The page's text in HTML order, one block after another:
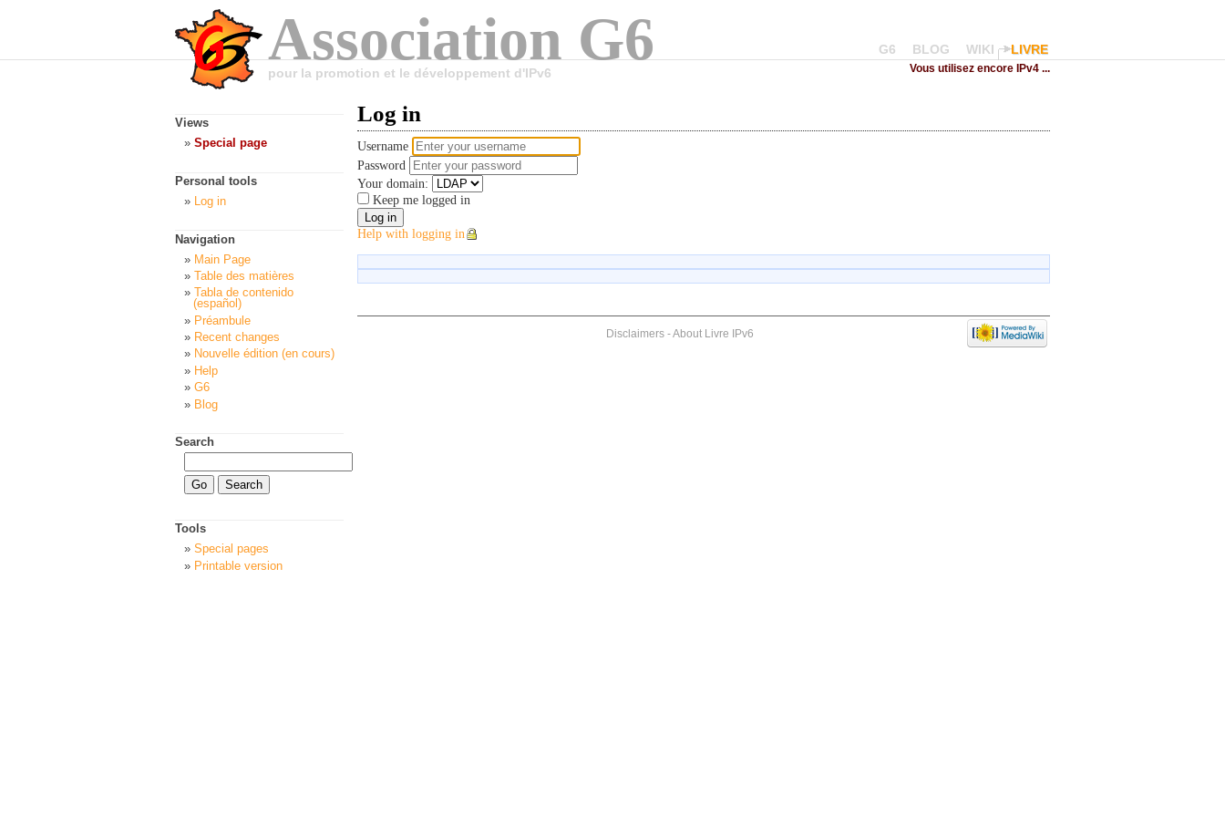
Association G6
pour la promotion et le développement d'IPv6
G6 BLOG WIKI LIVRE
Vous utilisez encore IPv4 ...
Log in
Username
Password
Your domain:
Keep me logged in
Help with logging in
Views
Special page
Personal tools
Log in
Navigation
Main Page
Table des matières
Tabla de contenido
(español)
Préambule
Recent changes
Nouvelle édition (en cours)
Help
G6
Blog
Search
Tools
Special pages
Printable version
Disclaimers-About Livre IPv6